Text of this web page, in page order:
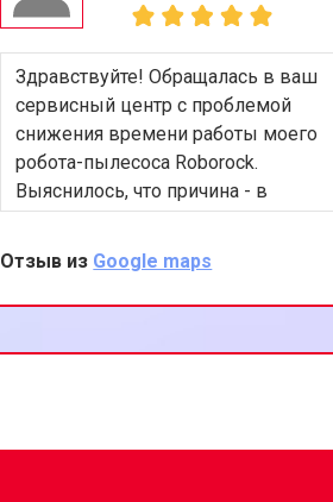
Здравствуйте! Обращалась в ваш
сервисный центр с проблемой
снижения времени работы моего
робота-пылесоса Roborock.
Выяснилось, что причина - в
изношенной батарее. Специалисты
провели замену аккумулятора, и
теперь мой пылесос работает
гораздо дольше. Очень довольна
вниманием к деталям. Спасибо за
Отзыв из Google maps